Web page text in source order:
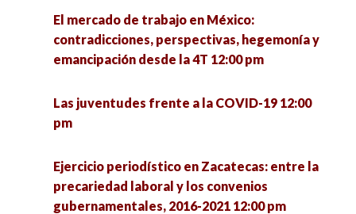
Frontera Norte: ¿Hacia dónde va la Sociología?
4:00 pm
Las hijas del terror: poesía y performance sobre
conflicto armado 4:00 pm
Hospital Pyme. Plataforma de asesoría
empresarial 4:00 pm
Foro de intercambio de experiencias México-
Brasil sobre formación del profesorado
UNISON-UNESP 1:00 pm
Rebuilding the economy: Economic policies for
recovery and development 1:00 pm
Encuentro de investigadoras en formación:
retos de la profesión desde lo local 1:00 pm
El mercado de trabajo en México:
contradicciones, perspectivas, hegemonía y
emancipación desde la 4T 12:00 pm
Las juventudes frente a la COVID-19 12:00
pm
Ejercicio periodístico en Zacatecas: entre la
precariedad laboral y los convenios
gubernamentales, 2016-2021 12:00 pm